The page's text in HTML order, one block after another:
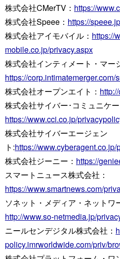
株式会社CMerTV： https://
株式会社Speee： https://
株式会社アイモバイル： https://
mobile.co.jp/privacy.aspx
株式会社インティメート・マー
https://
株式会社オープンエイト：
株式会社サイバー･コミュニケー
https://www.cci.co.jp/
株式会社サイバーエージェン
ト:https://www.cyberagent.co.jp/
株式会社ジーニー： https://
スマートニュース株式会社：
https://www.smartnews.com/
ソネット・メディア・ネットワ
http://www.so-netmedia.jp/
ニールセンデジタル株式会社：
policy.imrworldwide.com/priv/